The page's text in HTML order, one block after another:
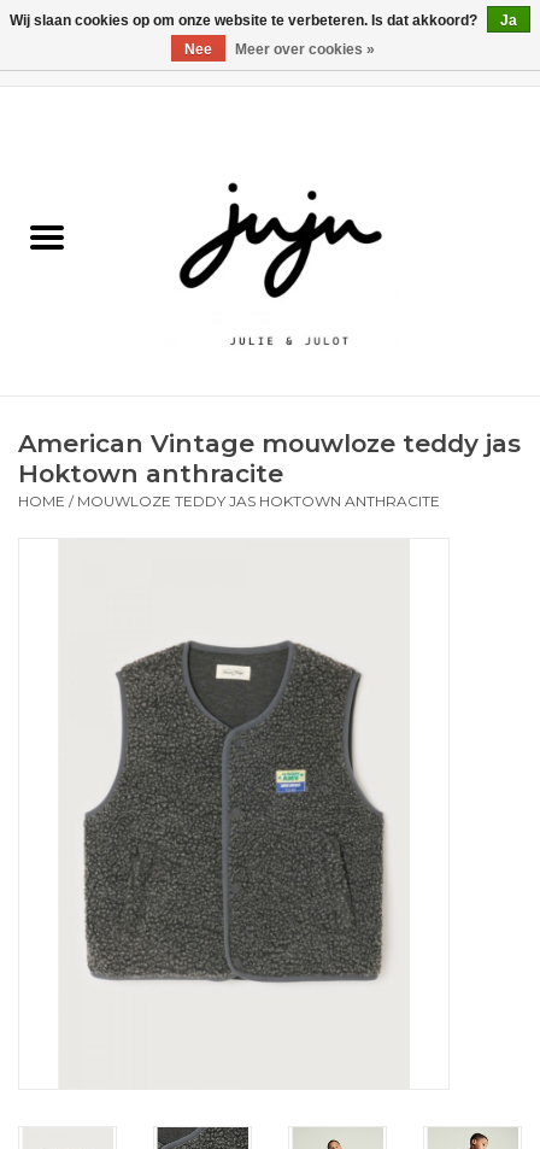
Kledij jongens
Schoenen
Cadeaubonnen
American Vintage mouwloze teddy jas
Hoktown anthracite
HOME / MOUWLOZE TEDDY JAS HOKTOWN ANTHRACITE
Wij slaan cookies op om onze website te verbeteren. Is dat akkoord?
Ja
Nee
Meer over cookies »